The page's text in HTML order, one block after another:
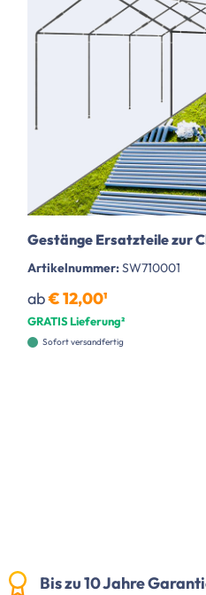
Gestänge Ersatzteile zur
Artikelnummer:SW710001
ab€ 12,00¹
GRATIS Lieferung²
Sofort versandfertig
Bis zu 10 Jahre